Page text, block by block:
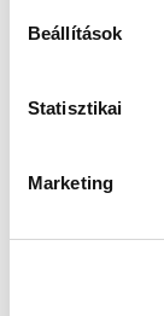
Beállítások
Statisztikai
Marketing